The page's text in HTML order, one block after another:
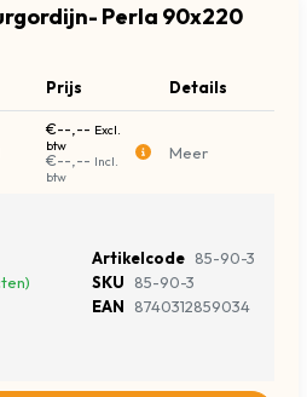
Perla 90x220
Prijs Details
€--,-- Excl.
btw
€--,-- Incl.
btw
Meer
Artikelcode 85-90-3
SKU
85-90-3
EAN
8740312859034